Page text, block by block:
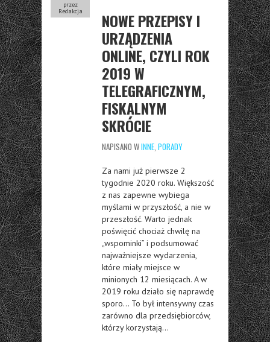
przez
Redakcja
NOWE PRZEPISY I
URZĄDZENIA
ONLINE, CZYLI ROK
2019 W
TELEGRAFICZNYM,
FISKALNYM
SKRÓCIE
NAPISANO WINNE, PORADY
Za nami już pierwsze 2
tygodnie 2020 roku. Większość
z nas zapewne wybiega
myślami w przyszłość, a nie w
przeszłość. Warto jednak
poświęcić chociaż chwilę na
„wspominki” i podsumować
najważniejsze wydarzenia,
które miały miejsce w
minionych 12 miesiącach. A w
2019 roku działo się naprawdę
sporo… To był intensywny czas
zarówno dla przedsiębiorców,
którzy korzystają…